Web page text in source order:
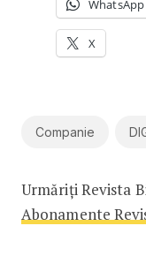
WhatsApp
X
Companie
Urmăriți Revista
Abonamente